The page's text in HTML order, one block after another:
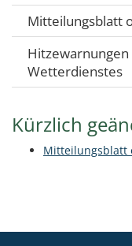
Mitteilungsblatt
Hitzewarnungen
Wetterdienstes
Kürzlich
Mitteilungsblatt